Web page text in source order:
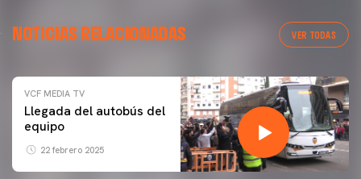
NOTICIAS RELACIONADAS VER TODAS
VCF MEDIA TV
Llegada del autobús del
equipo
22 febrero 2025